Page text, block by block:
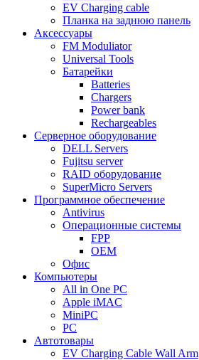
EV Charging cable
Планка на заднюю панель
Аксессуары
FM Moduliator
Universal Tools
Батарейки
Batteries
Chargers
Power bank
Rechargeables
Серверное оборудование
DELL Servers
Fujitsu server
RAID оборудование
SuperMicro Servers
Программное обеспечение
Antivirus
Операционные системы
FPP
OEM
Офис
Компьютеры
All in One PC
Apple iMAC
MiniPC
PC
Автотовары
EV Charging Cable Wall Arm